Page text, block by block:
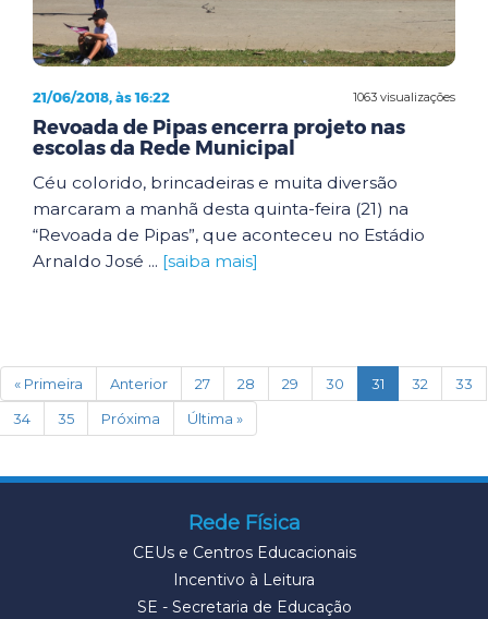
1063 visualizações
21/06/2018, às 16:22
Revoada de Pipas encerra projeto nas
escolas da Rede Municipal
Céu colorido, brincadeiras e muita diversão
marcaram a manhã desta quinta-feira (21) na
“Revoada de Pipas”, que aconteceu no Estádio
Arnaldo José ... [saiba mais]
« Primeira Anterior 27 28 29 30 31 (current)
32
33
34
35 Próxima Última »
Rede Física
CEUs e Centros Educacionais
Incentivo à Leitura
SE - Secretaria de Educação